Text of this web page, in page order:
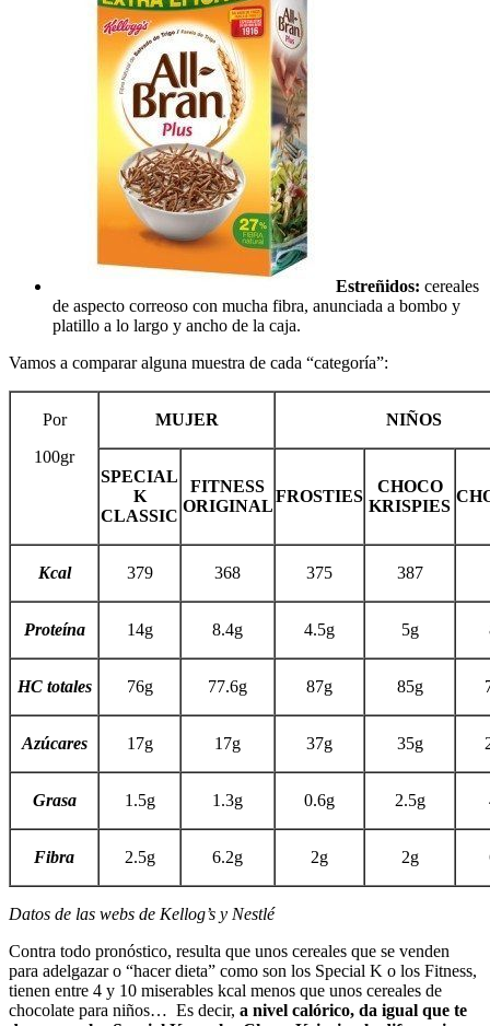
Estreñidos: cereales
de aspecto correoso con mucha fibra, anunciada a bombo y
platillo a lo largo y ancho de la caja.
Vamos a comparar alguna muestra de cada “categoría”:
Por
100gr
MUJER NIÑOS
SPECIAL
K
CLASSIC
FITNESS
ORIGINAL
FROSTIES
CHOCO
KRISPIES
Kcal 379 368 375 387
Proteína 14g 8.4g 4.5g 5g
HC totales 76g 77.6g 87g 85g
Azúcares 17g 17g 37g 35g
Grasa 1.5g 1.3g 0.6g 2.5g
Fibra 2.5g 6.2g 2g 2g
Datos de las webs de Kellog’s y Nestlé
Contra todo pronóstico, resulta que unos cereales que se venden
para adelgazar o “hacer dieta” como son los Special K o los Fitness,
tienen entre 4 y 10 miserables kcal menos que unos cereales de
chocolate para niños… Es decir, a nivel calórico, da igual que te